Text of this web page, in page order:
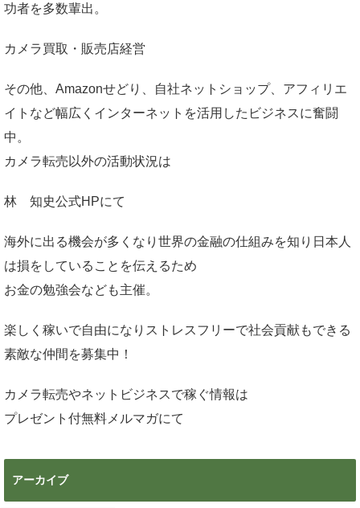
功者を多数輩出。
カメラ買取・販売店経営
その他、Amazonせどり、自社ネットショップ、アフィリエ
イトなど幅広くインターネットを活用したビジネスに奮闘
中。
カメラ転売以外の活動状況は
林 知史公式HPにて
海外に出る機会が多くなり世界の金融の仕組みを知り日本人
は損をしていることを伝えるため
お金の勉強会なども主催。
楽しく稼いで自由になりストレスフリーで社会貢献もできる
素敵な仲間を募集中！
カメラ転売やネットビジネスで稼ぐ情報は
プレゼント付無料メルマガにて
アーカイブ